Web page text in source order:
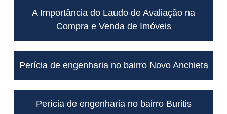
A Importância do Laudo de Avaliação na
Compra e Venda de Imóveis
Perícia de engenharia no bairro Novo Anchieta
Perícia de engenharia no bairro Buritis